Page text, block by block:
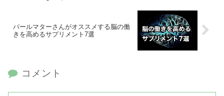
パールマターさんがオススメする脳の働
きを高めるサプリメント7選
コメント